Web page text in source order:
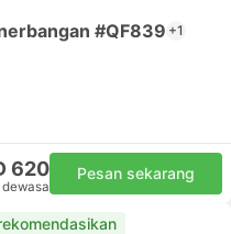
#QF839 +1
620
dewasa
Pesan sekarang